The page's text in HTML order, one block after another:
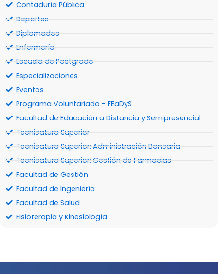
Contaduría Pública
Deportes
Diplomados
Enfermería
Escuela de Postgrado
Especializaciones
Eventos
Programa Voluntariado - FEaDyS
Facultad de Educación a Distancia y Semipresencial
Tecnicatura Superior
Tecnicatura Superior: Administración Bancaria
Tecnicatura Superior: Gestión de Farmacias
Facultad de Gestión
Facultad de Ingeniería
Facultad de Salud
Fisioterapia y Kinesiología